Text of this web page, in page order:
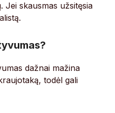
Jei skausmas užsitęsia
dažnai mažina
todėl gali